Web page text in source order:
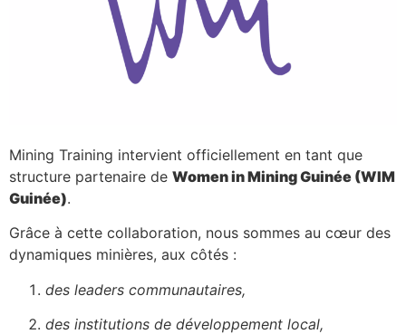
Mining Training intervient officiellement en tant que
structure partenaire de Women in Mining Guinée (WIM
Guinée).
Grâce à cette collaboration, nous sommes au cœur des
dynamiques minières, aux côtés :
des leaders communautaires,
des institutions de développement local,